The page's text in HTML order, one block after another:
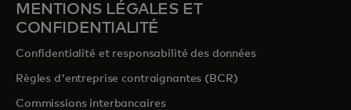
MENTIONS LÉGALES ET
CONFIDENTIALITÉ
Confidentialité et responsabilité des données
Règles d'entreprise contraignantes (BCR)
Commissions interbancaires